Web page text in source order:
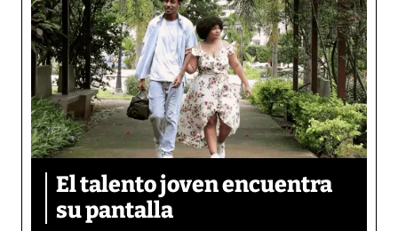
El talento joven encuentra
su pantalla​